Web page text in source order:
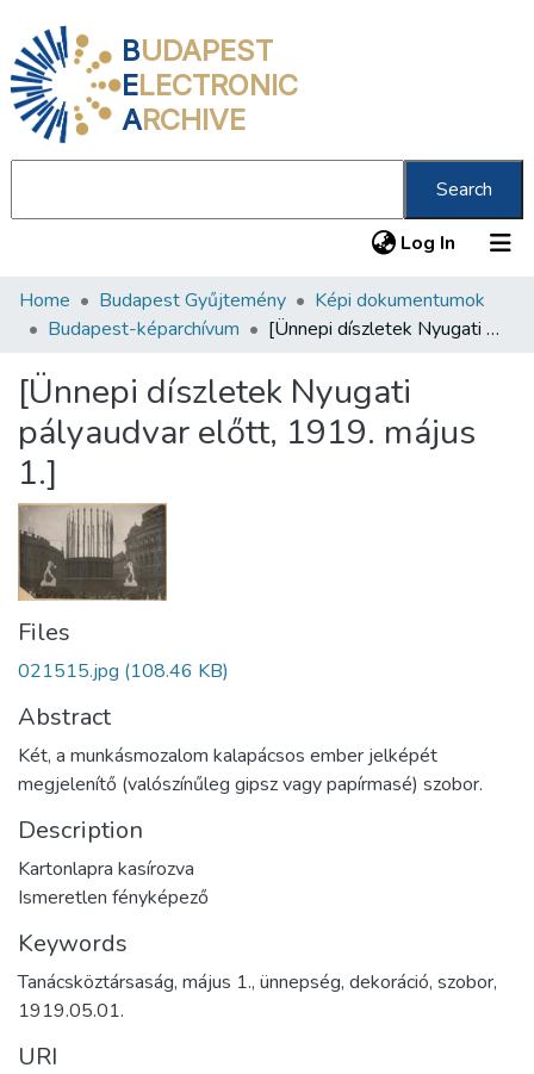
BUDAPEST
ELECTRONIC
ARCHIVE
Search
Log In (current)
Communities & Collections
Statistics
About us
Home Budapest Gyűjtemény
Képi dokumentumok
Budapest-képarchívum
[Ünnepi díszletek Nyugati pályaudvar előtt, 1919. május 1.]
[Ünnepi díszletek Nyugati
pályaudvar előtt, 1919. május
1.]
Files
021515.jpg (108.46 KB)
Abstract
Két, a munkásmozalom kalapácsos ember jelképét
megjelenítő (valószínűleg gipsz vagy papírmasé) szobor.
Description
Kartonlapra kasírozva
Ismeretlen fényképező
Keywords
Tanácsköztársaság, május 1., ünnepség, dekoráció, szobor,
1919.05.01.
URI